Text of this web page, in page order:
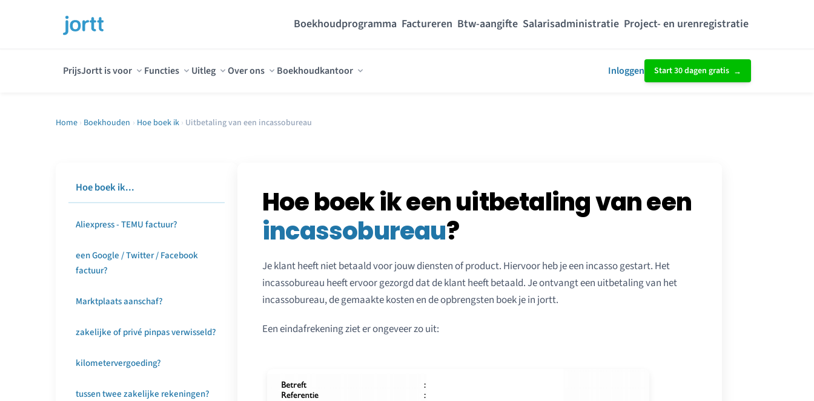
Boekhoudprogramma Factureren Btw-aangifte Salarisadministratie Project- en urenregistratie
PrijsJortt is voor Functies Uitleg Over ons Boekhoudkantoor Inloggen Start 30 dagen gratis
Home › Boekhouden › Hoe boek ik › Uitbetaling van een incassobureau
Hoe boek ik...
Aliexpress - TEMU factuur?
een Google / Twitter / Facebook
factuur?
Marktplaats aanschaf?
zakelijke of privé pinpas verwisseld?
kilometervergoeding?
tussen twee zakelijke rekeningen?
Hoe boek ik een uitbetaling van een
incassobureau?
Je klant heeft niet betaald voor jouw diensten of product. Hiervoor heb je een incasso gestart. Het
incassobureau heeft ervoor gezorgd dat de klant heeft betaald. Je ontvangt een uitbetaling van het
incassobureau, de gemaakte kosten en de opbrengsten boek je in jortt.
Een eindafrekening ziet er ongeveer zo uit: